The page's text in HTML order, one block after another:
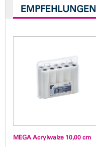
EMPFEHLUNGEN
MEGA Acrylwalze 10,00 cm